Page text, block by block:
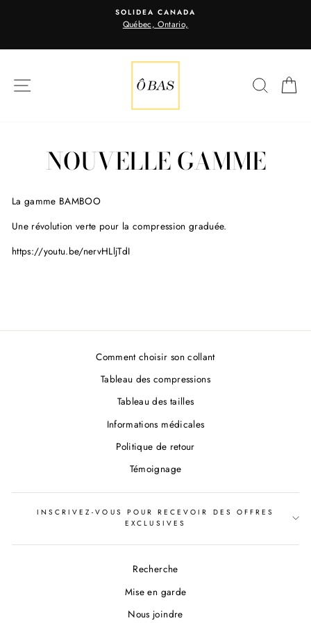
SOLIDEA CANADA
Québec, Ontario,
NOUVELLE GAMME
La gamme BAMBOO
Une révolution verte pour la compression graduée.
https://youtu.be/nervHLljTdI
Comment choisir son collant
Tableau des compressions
Tableau des tailles
Informations médicales
Politique de retour
Témoignage
INSCRIVEZ-VOUS POUR RECEVOIR DES OFFRES
EXCLUSIVES
Recherche
Mise en garde
Nous joindre